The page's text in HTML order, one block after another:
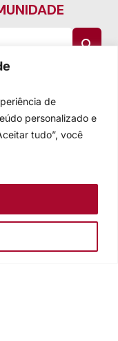
de
personalizado e
tudo”, você